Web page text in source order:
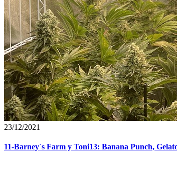
23/12/2021
11-Barney`s Farm y Toni13: Banana Punch,